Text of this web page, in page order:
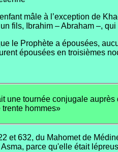
mâle à l’exception de
fils, Ibrahim – Abraham –, qui
le Prophète a épousées,
épousées en troisièmes
une tournée conjugale
hommes»
et 632, du Mahomet de
parce qu'elle était